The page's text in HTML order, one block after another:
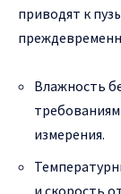
приводят к
Влажность
измерения.